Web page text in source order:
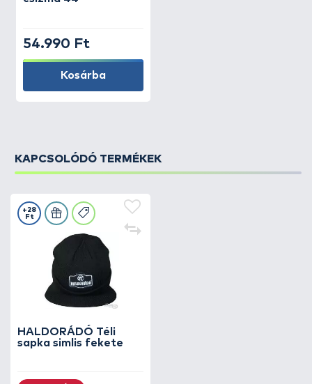
54.990 Ft
Kosárba
KAPCSOLÓDÓ TERMÉKEK
HALDORÁDÓ Téli
sapka simlis fekete
+28
Ft